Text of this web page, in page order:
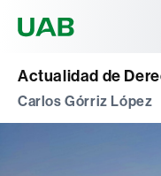
Actualidad de
Carlos Górriz López